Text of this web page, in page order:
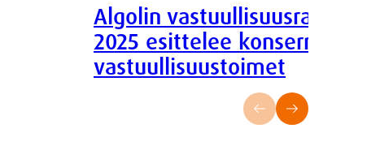
Algolin vastuullisuus­raportti
2025 esittelee konsernin
vastuullisuus­toimet